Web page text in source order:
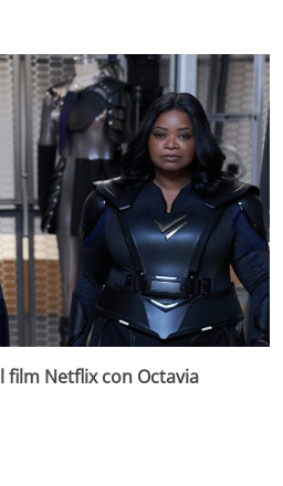
film Netflix con Octavia